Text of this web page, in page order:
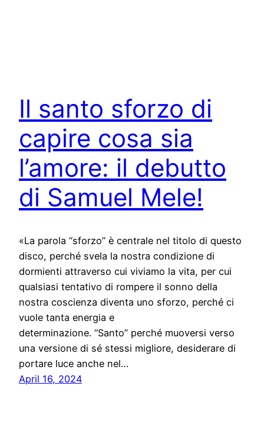
Il santo sforzo di
capire cosa sia
l’amore: il debutto
di Samuel Mele!
«La parola “sforzo” è centrale nel titolo di questo
disco, perché svela la nostra condizione di
dormienti attraverso cui viviamo la vita, per cui
qualsiasi tentativo di rompere il sonno della
nostra coscienza diventa uno sforzo, perché ci
vuole tanta energia e
determinazione. “Santo” perché muoversi verso
una versione di sé stessi migliore, desiderare di
portare luce anche nel…
April 16, 2024